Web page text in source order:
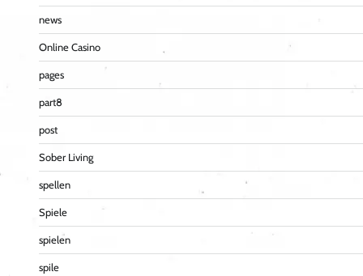
news
Online Casino
pages
part8
post
Sober Living
spellen
Spiele
spielen
spile